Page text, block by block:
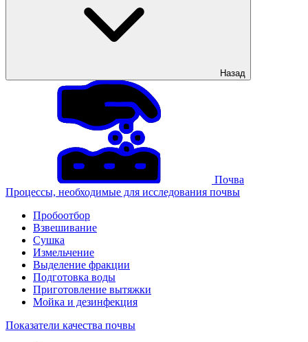
Назад
Почва
Процессы, необходимые для исследования почвы
Пробоотбор
Взвешивание
Сушка
Измельчение
Выделение фракции
Подготовка воды
Приготовление вытяжки
Мойка и дезинфекция
Показатели качества почвы